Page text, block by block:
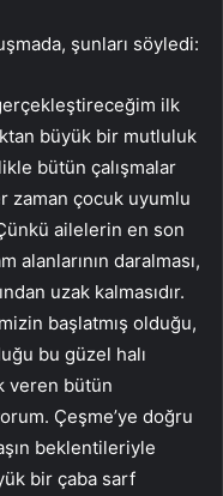
şunları söyledi:
gerçekleştireceğim ilk
büyük bir mutluluk
bütün çalışmalar
zaman çocuk uyumlu
ailelerin en son
alanlarının daralması,
uzak kalmasıdır.
başlatmış olduğu,
bu güzel halı
veren bütün
Çeşme’ye doğru
beklentileriyle
bir çaba sarf